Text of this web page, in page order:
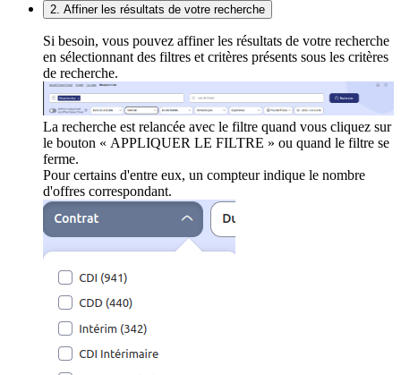
2. Affiner les résultats de votre recherche
Si besoin, vous pouvez affiner les résultats de votre recherche
en sélectionnant des filtres et critères présents sous les critères
de recherche.
La recherche est relancée avec le filtre quand vous cliquez sur
le bouton « APPLIQUER LE FILTRE » ou quand le filtre se
ferme.
Pour certains d'entre eux, un compteur indique le nombre
d'offres correspondant.